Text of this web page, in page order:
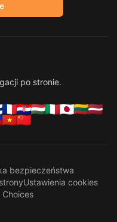
po stronie.
bezpieczeństwa
Ustawienia cookies
Choices